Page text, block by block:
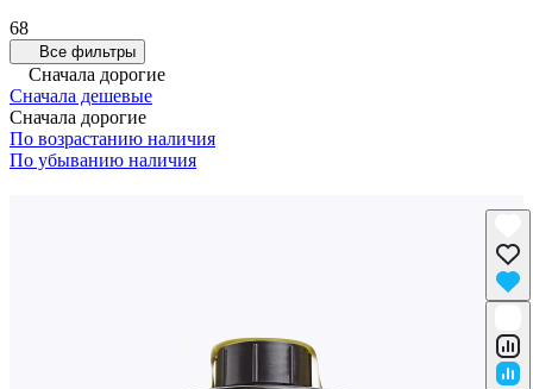
68
Все фильтры
Сначала дорогие
Сначала дешевые
Сначала дорогие
По возрастанию наличия
По убыванию наличия